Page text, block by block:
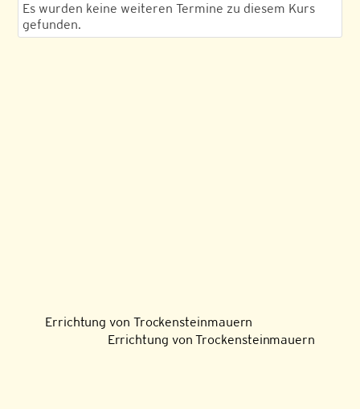
Es wurden keine weiteren Termine zu diesem Kurs
gefunden.
Errichtung von Trockensteinmauern
Errichtung von Trockensteinmauern